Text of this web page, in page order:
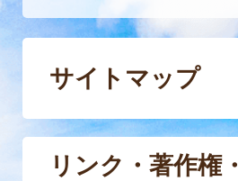
サイトマップ
リンク・著作権・